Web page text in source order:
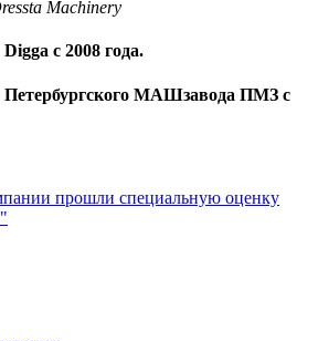
Machinery
с 2008 года.
МАШзавода ПМЗ с
прошли специальную оценку